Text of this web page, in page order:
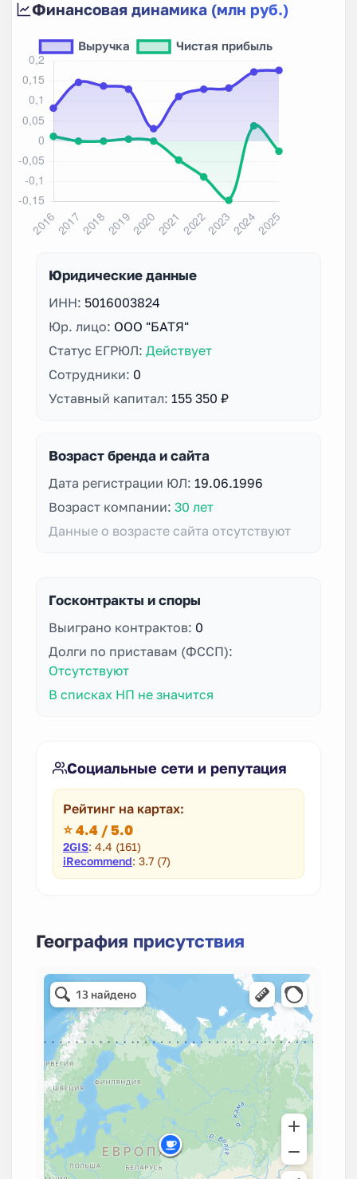
Финансовая динамика (млн руб.)
Юридические данные
ИНН: 5016003824
Юр. лицо: ООО "БАТЯ"
Статус ЕГРЮЛ: Действует
Сотрудники: 0
Уставный капитал: 155 350 ₽
Возраст бренда и сайта
Дата регистрации ЮЛ: 19.06.1996
Возраст компании: 30 лет
Данные о возрасте сайта отсутствуют
Госконтракты и споры
Выиграно контрактов: 0
Долги по приставам (ФССП):
Отсутствуют
В списках НП не значится
Социальные сети и репутация
Рейтинг на картах:
⭐ 4.4 / 5.0
2GIS: 4.4 (161)
iRecommend: 3.7 (7)
География присутствия